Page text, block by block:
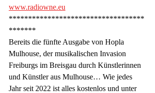
www.radiowne.eu
***********************************
*******
Bereits die fünfte Ausgabe von Hopla
Mulhouse, der musikalischen Invasion
Freiburgs im Breisgau durch Künstlerinnen
und Künstler aus Mulhouse… Wie jedes
Jahr seit 2022 ist alles kostenlos und unter